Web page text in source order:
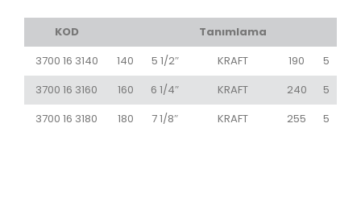
KOD
Tanımlama
3700 16 3140
140 5 1/2″ KRAFT 190
5
3700 16 3160
160 6 1/4″ KRAFT 240
5
3700 16 3180
180 7 1/8″ KRAFT 255 5